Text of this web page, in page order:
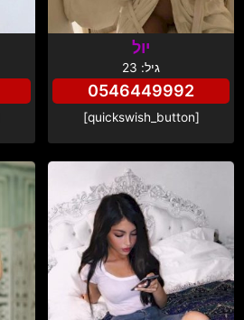
יול
גיל: 23
0546449992
[quickswish_button]